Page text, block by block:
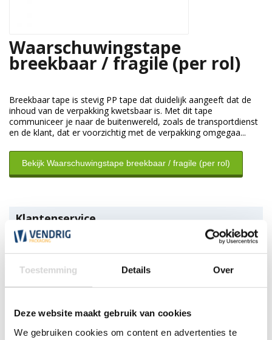
Toestemming Details Over
Deze website maakt gebruik van cookies
We gebruiken cookies om content en advertenties te
Waarschuwingstape
breekbaar / fragile (per rol)
Breekbaar tape is stevig PP tape dat duidelijk aangeeft dat de
inhoud van de verpakking kwetsbaar is. Met dit tape
communiceer je naar de buitenwereld, zoals de transportdienst
en de klant, dat er voorzichtig met de verpakking omgegaa...
Bekijk Waarschuwingstape breekbaar / fragile (per rol)
Klantenservice
Wij zijn nu gesloten. Wij zijn de eerst volgende werkdag weer
open tussen 7:30 en 17:30 uur.
*Magazijn heeft andere openingstijden.
0348 4791 95